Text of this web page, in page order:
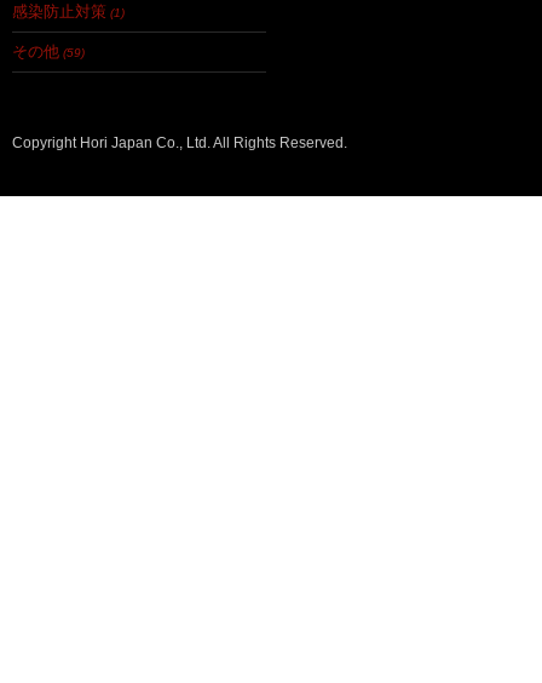
感染防止対策 (1)
その他 (59)
Copyright Hori Japan Co., Ltd. All Rights Reserved.